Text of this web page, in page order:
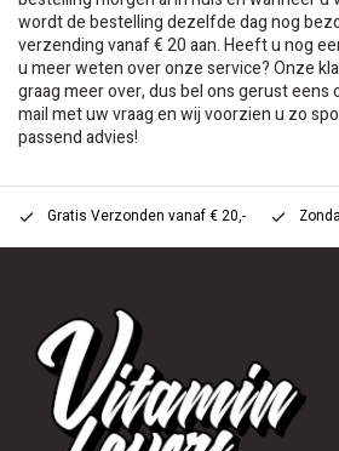
wordt de bestelling dezelfde dag nog
verzending vanaf € 20 aan. Heeft u nog
u meer weten over onze service? Onze
graag meer over, dus bel ons gerust eens
mail met uw vraag en wij voorzien u zo
passend advies!
Gratis Verzonden vanaf € 20,-